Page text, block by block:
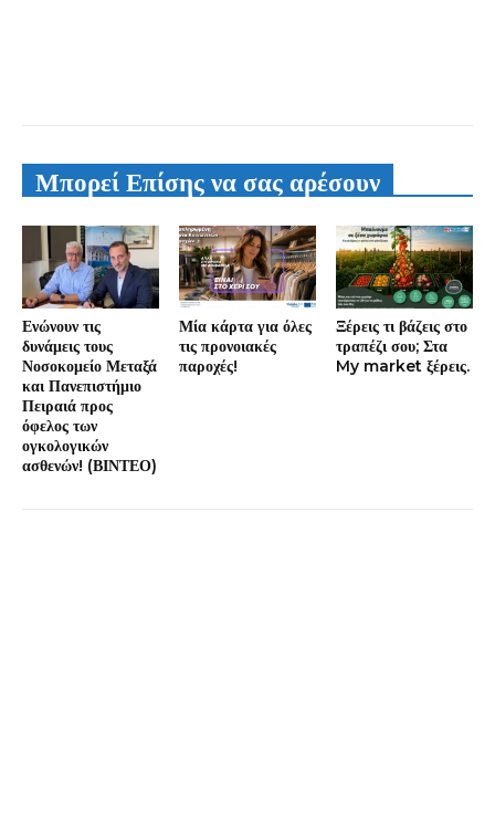
Μπορεί Επίσης να σας αρέσουν
Ενώνουν τις
δυνάμεις τους
Νοσοκομείο Μεταξά
και Πανεπιστήμιο
Πειραιά προς
όφελος των
ογκολογικών
ασθενών! (ΒΙΝΤΕΟ)
Μία κάρτα για όλες
τις προνοιακές
παροχές!
Ξέρεις τι βάζεις στο
τραπέζι σου; Στα
My market ξέρεις.